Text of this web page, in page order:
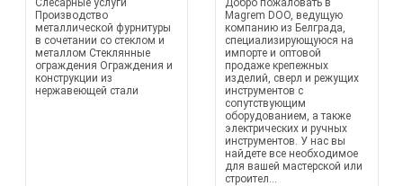
Слесарные услуги
Производство
металлической фурнитуры
в сочетании со стеклом и
металлом Стеклянные
ограждения Ограждения и
конструкции из
нержавеющей стали
Добро пожаловать в
Magrem DOO, ведущую
компанию из Белграда,
специализирующуюся на
импорте и оптовой
продаже крепежных
изделий, сверл и режущих
инструментов с
сопутствующим
оборудованием, а также
электрических и ручных
инструментов. У нас вы
найдете все необходимое
для вашей мастерской или
строител...